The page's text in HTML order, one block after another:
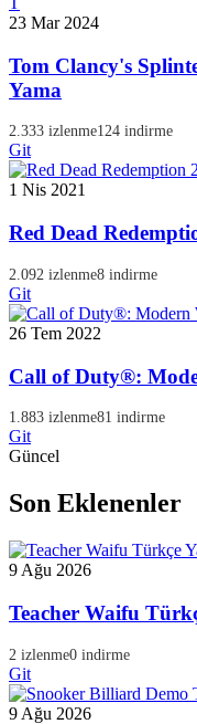
23 Mar 2024
Tom Clancy's
Yama
2.333 izlenme124 indirme
Git
1 Nis 2021
Red Dead
2.092 izlenme8 indirme
Git
26 Tem 2022
Call of Duty®:
1.883 izlenme81 indirme
Git
Güncel
Son Eklenenler
9 Ağu 2026
Teacher Waifu
2 izlenme0 indirme
Git
9 Ağu 2026